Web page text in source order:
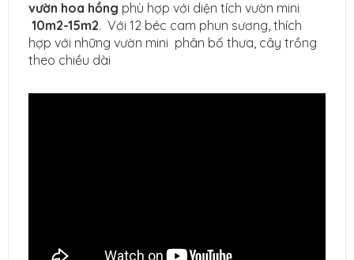
vườn hoa hồng phù hợp với diện tích vườn mini
10m2-15m2. Với 12 béc cam phun sương, thích
hợp với những vườn mini phân bố thưa, cây trồng
theo chiều dài